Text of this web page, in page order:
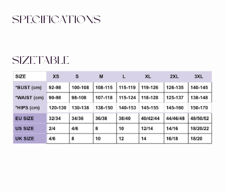
SPECIFICATIONS
SIZETABLE